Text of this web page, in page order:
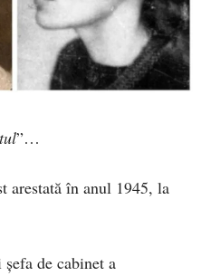
”…
arestată în anul 1945, la
de cabinet a